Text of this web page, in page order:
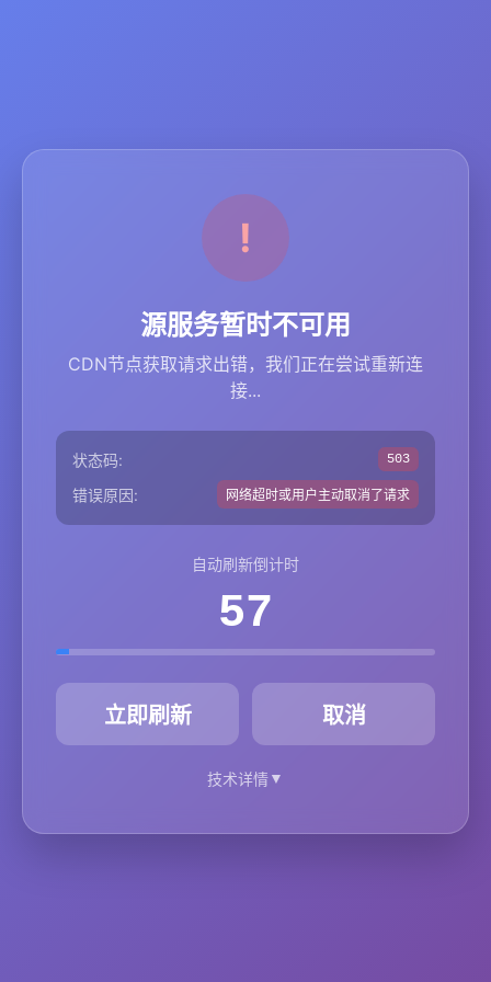
源服务暂时不可用
CDN节点获取请求出错，我们正在尝试重新连
接...
状态码: 503
错误原因: 网络超时或用户主动取消了请求
自动刷新倒计时
57
立即刷新 取消
技术详情▼